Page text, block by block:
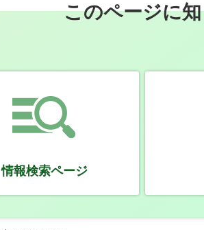
このページに
情報検索ページ